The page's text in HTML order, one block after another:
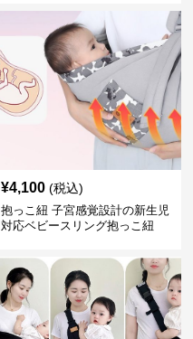
¥4,100 (税込)
抱っこ紐 子宮感覚設計の新生児
対応ベビースリング抱っこ紐